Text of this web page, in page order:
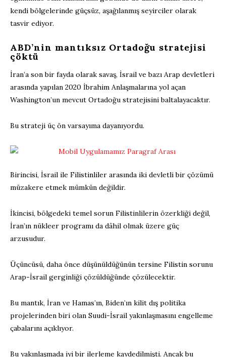
kendi bölgelerinde güçsüz, aşağılanmış seyirciler olarak
tasvir ediyor.
ABD’nin mantıksız Ortadoğu stratejisi
çöktü
İran’a son bir fayda olarak savaş, İsrail ve bazı Arap devletleri
arasında yapılan 2020 İbrahim Anlaşmalarına yol açan
Washington’un mevcut Ortadoğu stratejisini baltalayacaktır.
Bu strateji üç ön varsayıma dayanıyordu.
Birincisi, İsrail ile Filistinliler arasında iki devletli bir çözümü
müzakere etmek mümkün değildir.
İkincisi, bölgedeki temel sorun Filistinlilerin özerkliği değil,
İran’ın nükleer programı da dâhil olmak üzere güç
arzusudur.
Üçüncüsü, daha önce düşünüldüğünün tersine Filistin sorunu
Arap-İsrail gerginliği çözüldüğünde çözülecektir.
Bu mantık, İran ve Hamas’ın, Biden’ın kilit dış politika
projelerinden biri olan Suudi-İsrail yakınlaşmasını engelleme
çabalarını açıklıyor.
Bu yakınlaşmada iyi bir ilerleme kaydedilmişti. Ancak bu